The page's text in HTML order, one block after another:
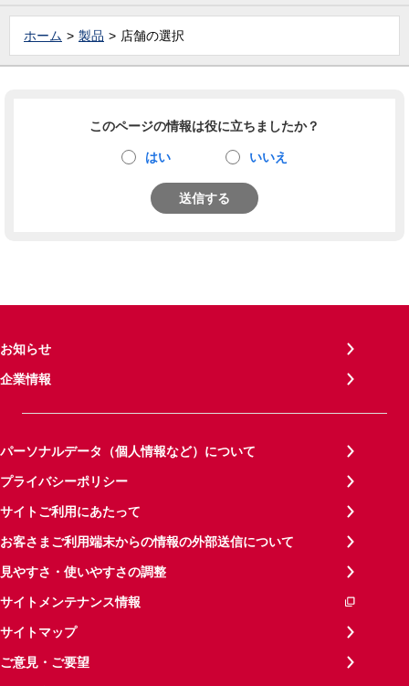
ホーム 製品 店舗の選択
このページの情報は役に立ちましたか？
はい いいえ
送信する
お知らせ
企業情報
パーソナルデータ（個人情報など）について
プライバシーポリシー
サイトご利用にあたって
お客さまご利用端末からの情報の外部送信について
見やすさ・使いやすさの調整
サイトメンテナンス情報
サイトマップ
ご意見・ご要望